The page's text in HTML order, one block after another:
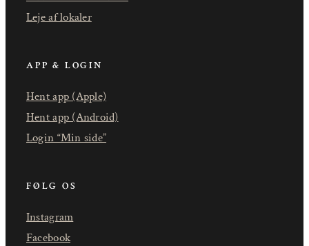
Leje af lokaler
APP & LOGIN
Hent app (Apple)
Hent app (Android)
Login “Min side”
FØLG OS
Instagram
Facebook